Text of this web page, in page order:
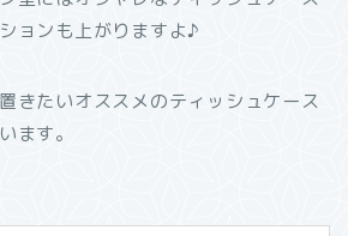
ョンも上がりますよ♪
きたいオススメのティッシュケース
ます。